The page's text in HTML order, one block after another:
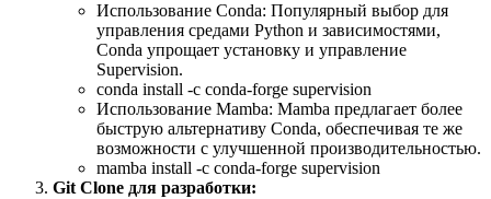
Использование Conda: Популярный выбор для
управления средами Python и зависимостями,
Conda упрощает установку и управление
Supervision.
conda install -c conda-forge supervision
Использование Mamba: Mamba предлагает более
быструю альтернативу Conda, обеспечивая те же
возможности с улучшенной производительностью.
mamba install -c conda-forge supervision
Git Clone для разработки: